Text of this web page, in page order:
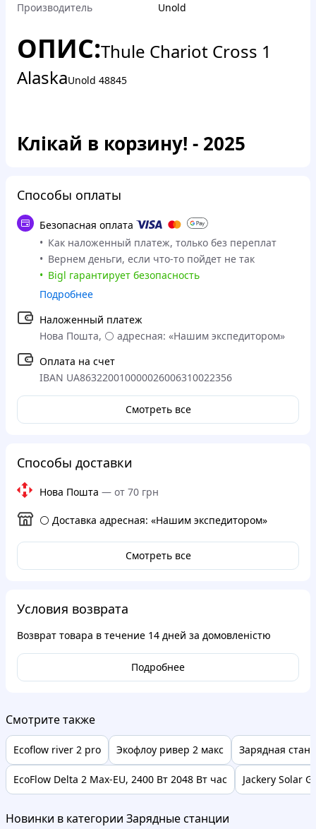
Производитель
Unold
ОПИС:Thule Chariot Cross 1
AlaskaUnold 48845
Клікай в корзину! - 2025
Способы оплаты
Безопасная оплата
Как наложенный платеж, только без переплат
Вернем деньги, если что-то пойдет не так
Bigl гарантирует безопасность
Подробнее
Наложенный платеж
Нова Пошта, ⚪️ адресная: «Нашим экспедитором»
Оплата на счет
IBAN UA863220010000026006310022356
Смотреть все
Способы доставки
Нова Пошта — от 70 грн
⚪️ Доставка адресная: «Нашим экспедитором»
Смотреть все
Условия возврата
Возврат товара в течение 14 дней за домовленістю
Подробнее
Смотрите также
Ecoflow river 2 pro Экофлоу ривер 2 макс Зарядная
EcoFlow Delta 2 Max-EU, 2400 Вт 2048 Вт час Jackery Solar
Новинки в категории Зарядные станции